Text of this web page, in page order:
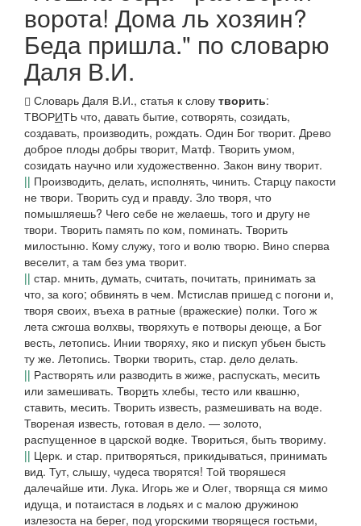
ворота! Дома ль хозяин?
Беда пришла." по словарю
Даля В.И.
Словарь Даля В.И., статья к слову творить:
ТВОРИТЬ что, давать бытие, сотворять, созидать,
создавать, производить, рождать. Один Бог творит. Древо
доброе плоды добры творит, Матф. Творить умом,
созидать научно или художественно. Закон вину творит.
|| Производить, делать, исполнять, чинить. Старцу пакости
не твори. Творить суд и правду. Зло творя, что
помышляешь? Чего себе не желаешь, того и другу не
твори. Творить память по ком, поминать. Творить
милостыню. Кому служу, того и волю творю. Вино сперва
веселит, а там без ума творит.
|| стар. мнить, думать, считать, почитать, принимать за
что, за кого; обвинять в чем. Мстислав пришед с погони и,
творя своих, въеха в ратные (вражеские) полки. Того ж
лета сжгоша волхвы, творяхуть е потворы деюще, а Бог
весть, летопись. Инии творяху, яко и пискуп убьен бысть
ту же. Летопись. Творки творить, стар. дело делать.
|| Растворять или разводить в жиже, распускать, месить
или замешивать. Творить хлебы, тесто или квашню,
ставить, месить. Творить известь, размешивать на воде.
Твореная известь, готовая в дело. — золото,
распущенное в царской водке. Твориться, быть твориму.
|| Церк. и стар. притворяться, прикидываться, принимать
вид. Тут, слышу, чудеса творятся! Той творяшеся
далечайше ити. Лука. Игорь же и Олег, творяща ся мимо
идуща, и потаистася в лодьях и с малою дружиною
излезоста на берег, под угорскими творящеся гостьми,